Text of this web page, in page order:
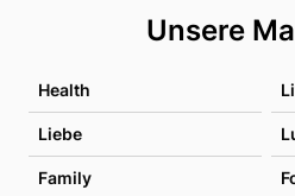
Unsere
Health
Liebe
Family